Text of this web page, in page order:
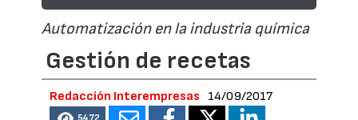
Automatización en la industria química
Gestión de recetas
Redacción Interempresas 14/09/2017